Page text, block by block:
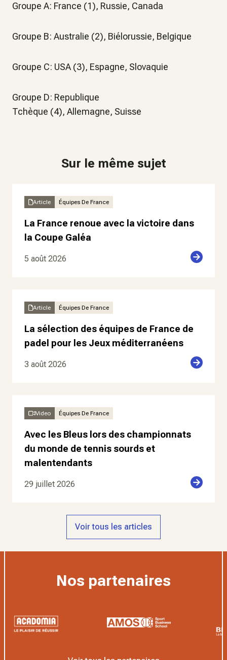
Groupe A: France (1), Russie, Canada
Groupe B: Australie (2), Biélorussie, Belgique
Groupe C: USA (3), Espagne, Slovaquie
Groupe D: Republique
Tchèque (4), Allemagne, Suisse
Sur le même sujet
Article Équipes De France
La France renoue avec la victoire dans
la Coupe Galéa
5 août 2026
Article Équipes De France
La sélection des équipes de France de
padel pour les Jeux méditerranéens
3 août 2026
Video Équipes De France
Avec les Bleus lors des championnats
du monde de tennis sourds et
malentendants
29 juillet 2026
Voir tous les articles
Nos partenaires